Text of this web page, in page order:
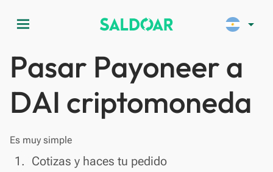
menu arrow_drop_down
Pasar Payoneer a
DAI criptomoneda
Es muy simple
done
1. Cotizas y haces tu pedido